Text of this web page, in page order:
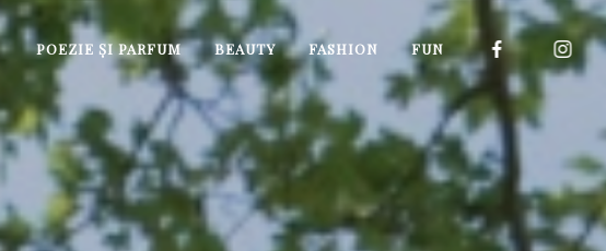
POEZIE ŞI PARFUM BEAUTY FASHION FUN